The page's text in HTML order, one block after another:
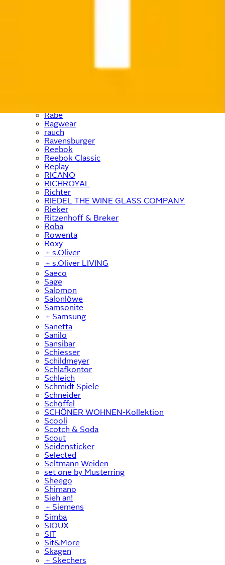
Prinzessin Lillifee
prolog cycling wear
Rabe
Ragwear
rauch
Ravensburger
Reebok
Reebok Classic
Replay
RICANO
RICHROYAL
Richter
RIEDEL THE WINE GLASS COMPANY
Rieker
Ritzenhoff & Breker
Roba
Rowenta
Roxy
﹢ s.Oliver
﹢ s.Oliver LIVING
Saeco
Sage
Salomon
Salonlöwe
Samsonite
﹢ Samsung
Sanetta
Sanilo
Sansibar
Schiesser
Schildmeyer
Schlafkontor
Schleich
Schmidt Spiele
Schneider
Schöffel
SCHÖNER WOHNEN-Kollektion
Scooli
Scotch & Soda
Scout
Seidensticker
Selected
Seltmann Weiden
set one by Musterring
Sheego
Shimano
Sieh an!
﹢ Siemens
Simba
SIOUX
SIT
Sit&More
Skagen
﹢ Skechers